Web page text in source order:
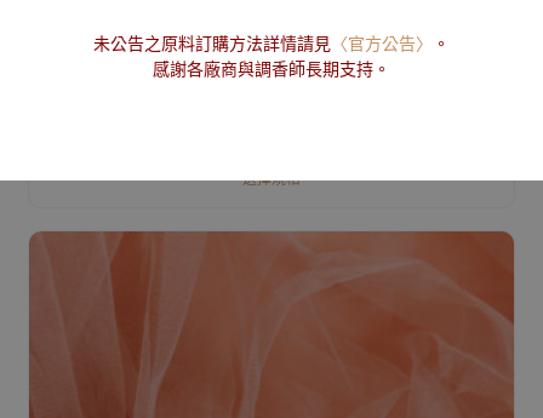
Aldehyde C-11 Undecanal 十一醛
選擇規格
未公告之原料訂購方法詳情請見 〈官方公告〉
。
感謝各廠商與調香師長期支持。